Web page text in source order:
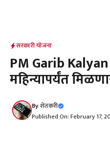
सरकारी योजना
PM Garib
महिन्यापर्यंत
Byशेतकरी
Published On: February 17,